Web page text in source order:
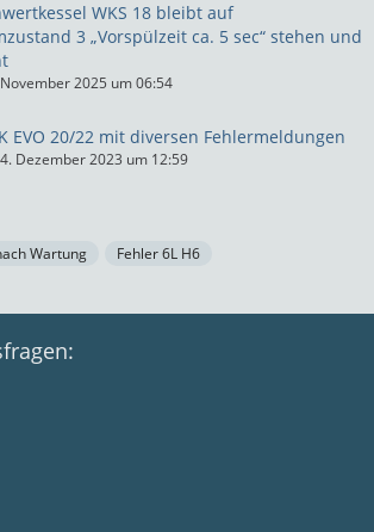
WKS 18 bleibt auf
3 „Vorspülzeit ca. 5 sec“ stehen und
2025 um 06:54
EVO 20/22 mit diversen Fehlermeldungen
4. Dezember 2023 um 12:59
Wartung Fehler 6L H6